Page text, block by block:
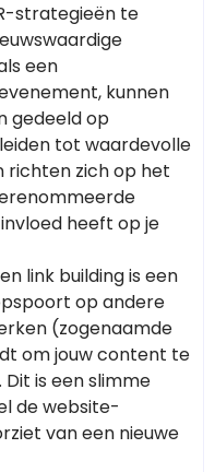
strategieën te
een
kunnen
gedeeld op
tot waardevolle
richten zich op het
heeft op je
link building is een
op andere
(zogenaamde
om jouw content te
is een slimme
de website-
van een nieuwe